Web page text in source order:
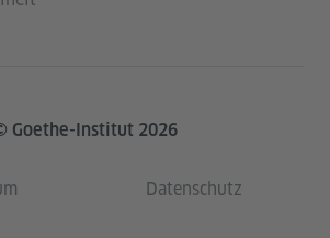
Goethe-Institut 2026
Datenschutz